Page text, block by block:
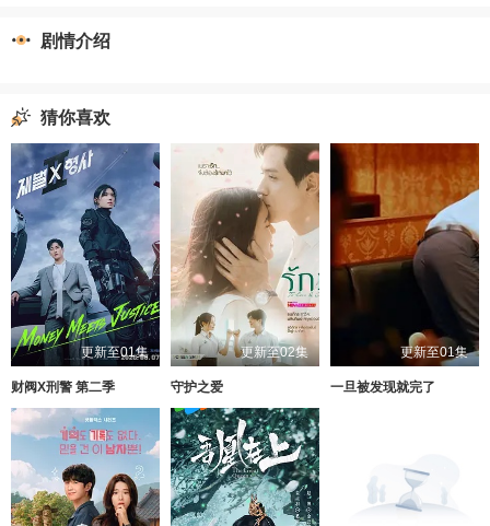
剧情介绍
猜你喜欢
更新至01集
财阀X刑警 第二季
更新至02集
守护之爱
更新至01集
一旦被发现就完了